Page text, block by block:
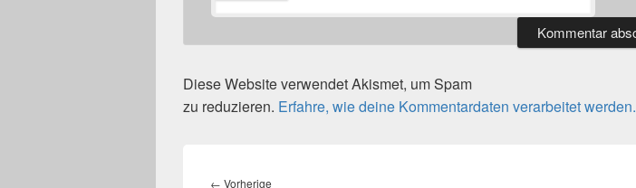
Diese Website verwendet Akismet, um Spam
zu reduzieren. Erfahre, wie deine Kommentardaten verarbeitet werden.
← Vorherige